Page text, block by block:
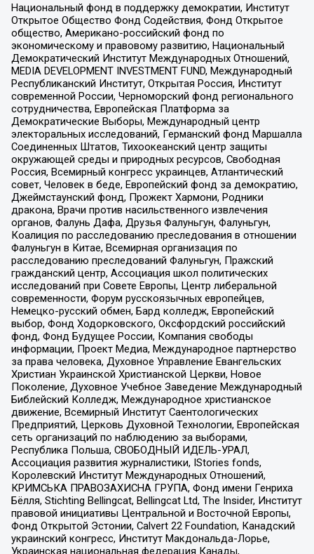
Национальный фонд в поддержку демократии, Институт
Открытое Общество Фонд Содействия, Фонд Открытое
общество, Американо-российский фонд по
экономическому и правовому развитию, Национальный
Демократический Институт Международных Отношений,
MEDIA DEVELOPMENT INVESTMENT FUND, Международный
Республиканский Институт, Открытая Россия, Институт
современной России, Черноморский фонд регионального
сотрудничества, Европейская Платформа за
Демократические Выборы, Международный центр
электоральных исследований, Германский фонд Маршалла
Соединенных Штатов, Тихоокеанский центр защиты
окружающей среды и природных ресурсов, Свободная
Россия, Всемирный конгресс украинцев, Атлантический
совет, Человек в беде, Европейский фонд за демократию,
Джеймстаунский фонд, Прожект Хармони, Родники
дракона, Врачи против насильственного извлечения
органов, Фалунь Дафа, Друзья Фалуньгун, Фалуньгун,
Коалиция по расследованию преследования в отношении
Фалуньгун в Китае, Всемирная организация по
расследованию преследований Фалуньгун, Пражский
гражданский центр, Ассоциация школ политических
исследований при Совете Европы, Центр либеральной
современности, Форум русскоязычных европейцев,
Немецко-русский обмен, Бард колледж, Европейский
выбор, Фонд Ходорковского, Оксфордский российский
фонд, Фонд Будущее России, Компания свободы
информации, Проект Медиа, Международное партнерство
за права человека, Духовное Управление Евангельских
Христиан Украинской Христианской Церкви, Новое
Поколение, Духовное Учебное Заведение Международный
Библейский Колледж, Международное христианское
движение, Всемирный Институт Саентологических
Предприятий, Церковь Духовной Технологии, Европейская
сеть организаций по наблюдению за выборами,
Республика Польша, СВОБОДНЫЙ ИДЕЛЬ-УРАЛ,
Ассоциация развития журналистики, IStories fonds,
Королевский Институт Международных Отношений,
КРИМСЬКА ПРАВОЗАХИСНА ГРУПА, Фонд имени Генриха
Бёлля, Stichting Bellingcat, Bellingcat Ltd, The Insider, Институт
правовой инициативы Центральной и Восточной Европы,
Фонд Открытой Эстонии, Calvert 22 Foundation, Канадский
украинский конгресс, Институт Макдональда-Лорье,
Украинская национальная федерация Канады,